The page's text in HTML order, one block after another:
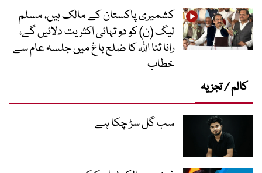
کشمیری پاکستان کے مالک ہیں، مسلم
لیگ (ن) کو دو تہائی اکثریت دلائیں گے،
رانا ثنا اللہ کا ضلع باغ میں جلسہ عام سے
خطاب
کالم / تجزیہ
سب گل سڑ چکا ہے